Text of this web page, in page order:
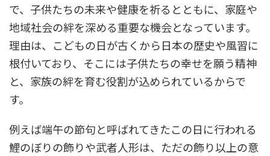
で、子供たちの未来や健康を祈るとともに、家庭や
地域社会の絆を深める重要な機会となっています。
理由は、こどもの日が古くから日本の歴史や風習に
根付いており、そこには子供たちの幸せを願う精神
と、家族の絆を育む役割が込められているからで
す。
例えば端午の節句と呼ばれてきたこの日に行われる
鯉のぼりの飾りや武者人形は、ただの飾り以上の意